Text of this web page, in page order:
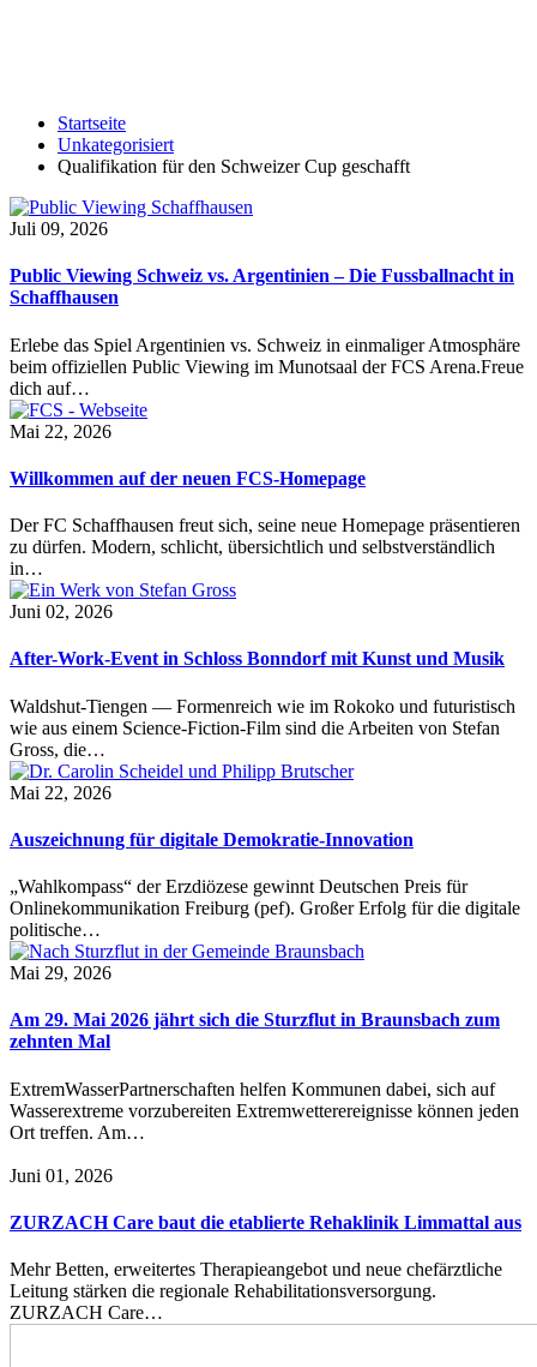
Startseite
Unkategorisiert
Qualifikation für den Schweizer Cup geschafft
Juli 09, 2026
Public Viewing Schweiz vs. Argentinien – Die Fussballnacht in
Schaffhausen
Erlebe das Spiel Argentinien vs. Schweiz in einmaliger Atmosphäre
beim offiziellen Public Viewing im Munotsaal der FCS Arena.Freue
dich auf…
Mai 22, 2026
Willkommen auf der neuen FCS-Homepage
Der FC Schaffhausen freut sich, seine neue Homepage präsentieren
zu dürfen. Modern, schlicht, übersichtlich und selbstverständlich
in…
Juni 02, 2026
After-Work-Event in Schloss Bonndorf mit Kunst und Musik
Waldshut-Tiengen — Formenreich wie im Rokoko und futuristisch
wie aus einem Science-Fiction-Film sind die Arbeiten von Stefan
Gross, die…
Mai 22, 2026
Auszeichnung für digitale Demokratie-Innovation
„Wahlkompass“ der Erzdiözese gewinnt Deutschen Preis für
Onlinekommunikation Freiburg (pef). Großer Erfolg für die digitale
politische…
Mai 29, 2026
Am 29. Mai 2026 jährt sich die Sturzflut in Braunsbach zum
zehnten Mal
ExtremWasserPartnerschaften helfen Kommunen dabei, sich auf
Wasserextreme vorzubereiten Extremwetterereignisse können jeden
Ort treffen. Am…
Juni 01, 2026
ZURZACH Care baut die etablierte Rehaklinik Limmattal aus
Mehr Betten, erweitertes Therapieangebot und neue chefärztliche
Leitung stärken die regionale Rehabilitationsversorgung.
ZURZACH Care…